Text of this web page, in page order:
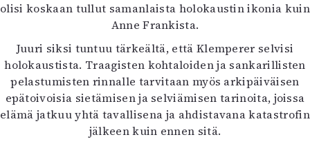
olisi koskaan tullut samanlaista holokaustin ikonia kuin
Anne Frankista.
Juuri siksi tuntuu tärkeältä, että Klemperer selvisi
holokaustista. Traagisten kohtaloiden ja sankarillisten
pelastumisten rinnalle tarvitaan myös arkipäiväisen
epätoivoisia sietämisen ja selviämisen tarinoita, joissa
elämä jatkuu yhtä tavallisena ja ahdistavana katastrofin
jälkeen kuin ennen sitä.